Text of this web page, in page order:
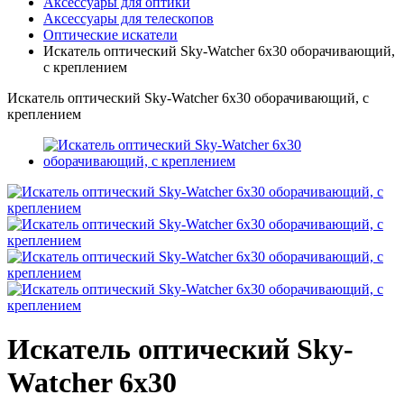
Аксессуары для телескопов
Оптические искатели
Искатель оптический Sky-Watcher 6x30 оборачивающий,
с креплением
Искатель оптический Sky-Watcher 6x30 оборачивающий, с
креплением
Искатель оптический Sky-
Watcher 6x30